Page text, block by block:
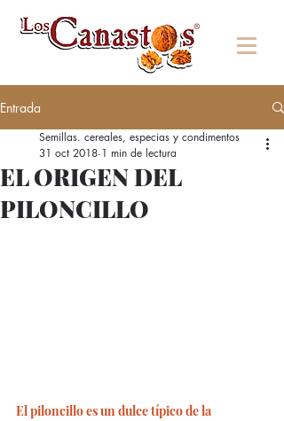
Entrada
EL ORIGEN DEL
PILONCILLO
Semillas. cereales, especias y condimentos
31 oct 2018 1 min de lectura
El piloncillo es un dulce típico de la